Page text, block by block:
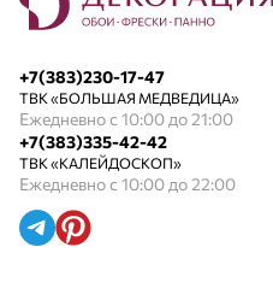
+7(383)230-17-47
ТВК «БОЛЬШАЯ МЕДВЕДИЦА»
Ежедневно с 10:00 до 21:00
+7(383)335-42-42
ТВК «КАЛЕЙДОСКОП»
Ежедневно с 10:00 до 22:00